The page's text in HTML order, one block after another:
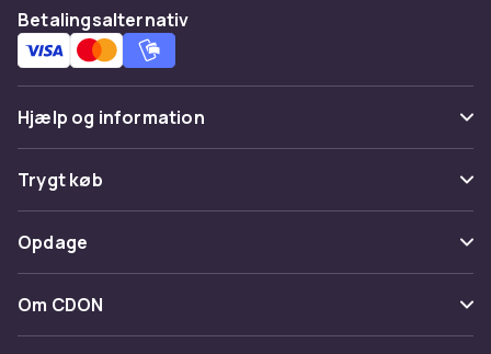
Betalingsalternativ
Hjælp og information
Ofte stillede spørgsmål
Spor pakke
Fortryd & returner her
Kontakt os
Trygt køb
Betaling
Levering
Opdage
Kategorier
Maerke
Om CDON